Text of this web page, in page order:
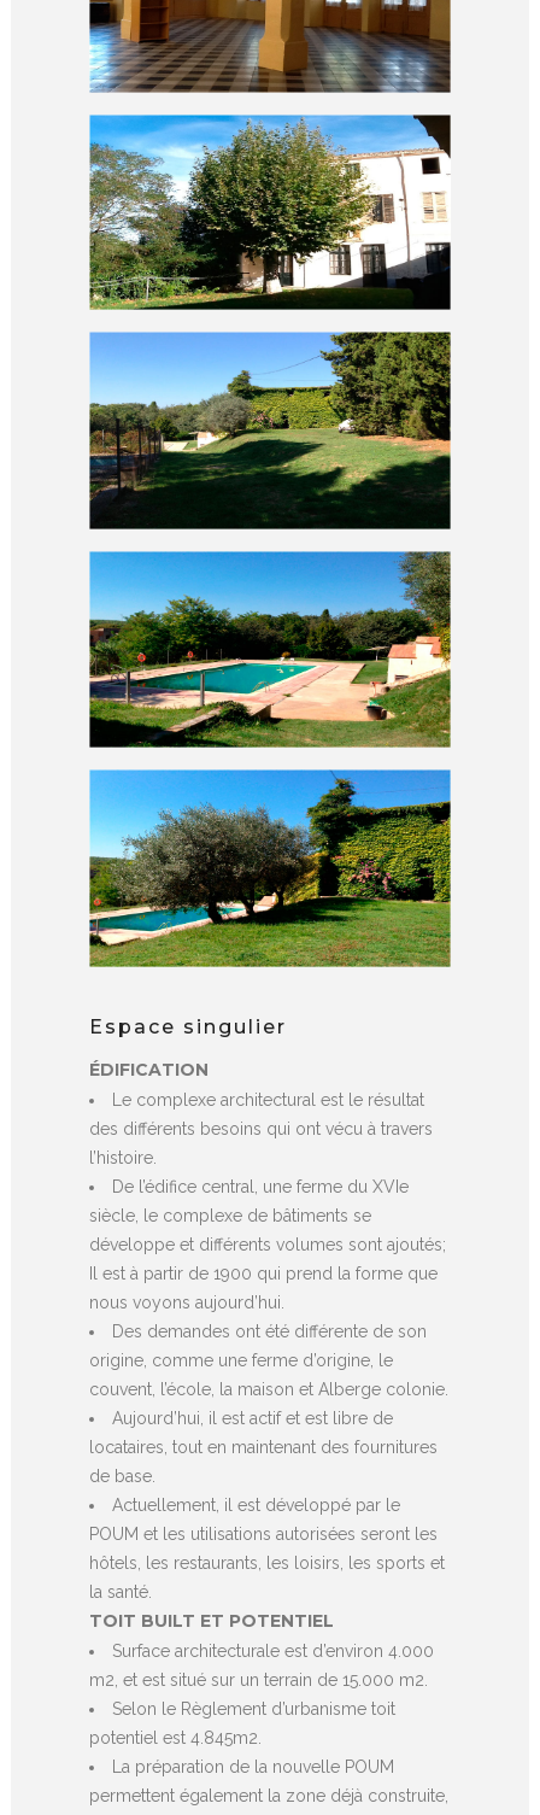
Espace singulier
ÉDIFICATION
Le complexe architectural est le résultat
des différents besoins qui ont vécu à travers
l’histoire.
De l’édifice central, une ferme du XVIe
siècle, le complexe de bâtiments se
développe et différents volumes sont ajoutés;
Il est à partir de 1900 qui prend la forme que
nous voyons aujourd’hui.
Des demandes ont été différente de son
origine, comme une ferme d’origine, le
couvent, l’école, la maison et Alberge colonie.
Aujourd’hui, il est actif et est libre de
locataires, tout en maintenant des fournitures
de base.
Actuellement, il est développé par le
POUM et les utilisations autorisées seront les
hôtels, les restaurants, les loisirs, les sports et
la santé.
TOIT BUILT ET POTENTIEL
Surface architecturale est d’environ 4.000
m2, et est situé sur un terrain de 15.000 m2.
Selon le Règlement d’urbanisme toit
potentiel est 4.845m2.
La préparation de la nouvelle POUM
permettent également la zone déjà construite,